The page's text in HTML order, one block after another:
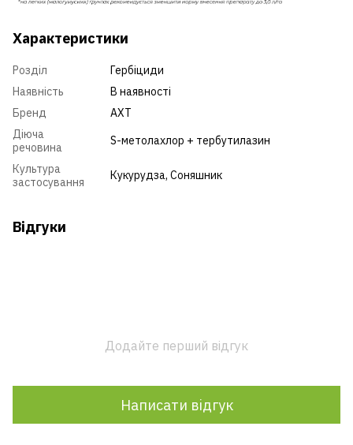
Характеристики
Розділ
Гербіциди
Наявність
В наявності
Бренд
АХТ
Діюча
речовина
S-метолахлор + тербутилазин
Культура
застосування
Кукурудза, Соняшник
Відгуки
Додайте перший відгук
Написати відгук